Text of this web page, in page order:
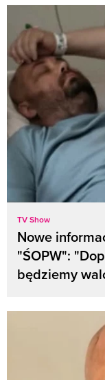
TV Show
Nowe
"ŚOPW":
będziemy